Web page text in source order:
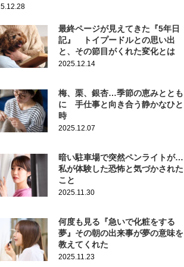
最終ページが見えてきた『5年日
記』 トイプードルとの思い出
と、その節目がくれた変化とは
2025.12.14
梅、栗、銀杏…季節の恵みととも
に 手仕事と向き合う静かなひと
時
2025.12.07
暗い駐車場で突然ペンライトが…
私が体験した恐怖と気づかされた
こと
2025.11.30
何度も見る『急いで化粧をする
夢』その朝の出来事が夢の意味を
教えてくれた
2025.11.23